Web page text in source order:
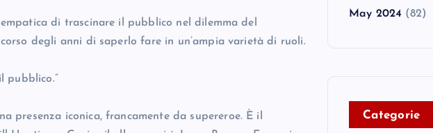
di trascinare il pubblico nel dilemma del
degli anni di saperlo fare in un’ampia varietà di ruoli.
pubblico.”
presenza iconica, francamente da supereroe. È il
May 2024 (82)
Categorie